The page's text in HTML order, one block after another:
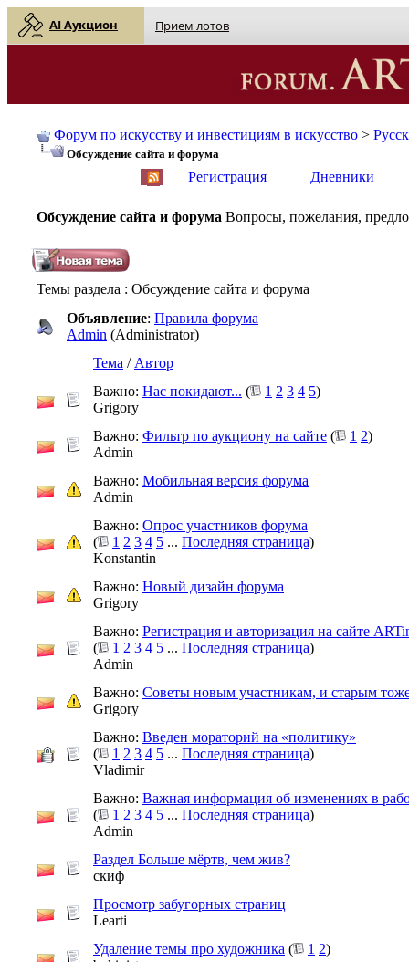
AI Аукцион Прием лотов
Форум по искусству и инвестициям в искусство >
Обсуждение сайта и форума
Регистрация Дневники
Обсуждение сайта и форума Вопросы, пожелания,
Темы раздела : Обсуждение сайта и форума
Объявление: Правила форума
Admin (Administrator)
Тема / Автор
Важно: Нас покидают... ( 1 2 3 4 5)
Grigory
Важно: Фильтр по аукциону на сайте ( 1 2)
Admin
Важно: Мобильная версия форума
Admin
Важно: Опрос участников форума
(
1 2 3 4 5 ... Последняя страница)
Konstantin
Важно: Новый дизайн форума
Grigory
Важно: Регистрация и авторизация на сайте
(
1 2 3 4 5 ... Последняя страница)
Admin
Важно: Советы новым участникам, и старым
Grigory
Важно: Введен мораторий на «политику»
(
1 2 3 4 5 ... Последняя страница)
Vladimir
Важно: Важная информация об изменениях в
(
1 2 3 4 5 ... Последняя страница)
Admin
Раздел Больше мёртв, чем жив?
скиф
Просмотр забугорных страниц
Learti
Удаление темы про художника ( 1 2)